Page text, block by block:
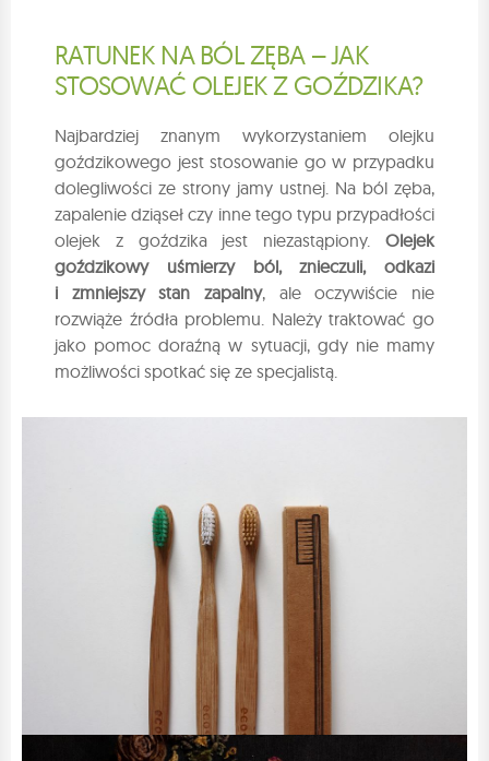
RATUNEK NA BÓL ZĘBA – JAK
STOSOWAĆ OLEJEK Z GOŹDZIKA?
Najbardziej znanym wykorzystaniem olejku
goździkowego jest stosowanie go w przypadku
dolegliwości ze strony jamy ustnej. Na ból zęba,
zapalenie dziąseł czy inne tego typu przypadłości
olejek z goździka jest niezastąpiony. Olejek
goździkowy uśmierzy ból, znieczuli, odkazi
i zmniejszy stan zapalny, ale oczywiście nie
rozwiąże źródła problemu. Należy traktować go
jako pomoc doraźną w sytuacji, gdy nie mamy
możliwości spotkać się ze specjalistą.